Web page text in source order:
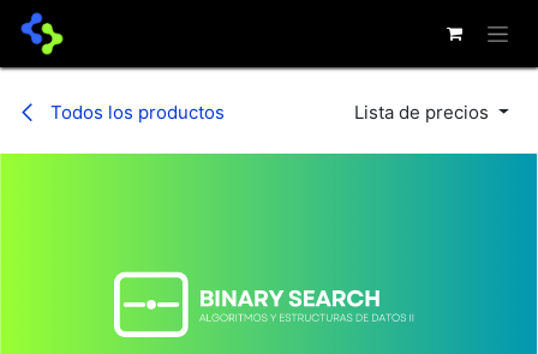
Ir al contenido
Todos los productos Lista de precios